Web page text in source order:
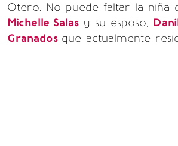
Otero. No puede faltar la niña
Michelle Salas y su esposo,
Granados que actualmente